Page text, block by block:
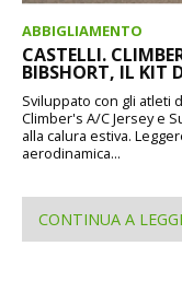
ABBIGLIAMENTO
CASTELLI.
BIBSHORT, IL KIT
Sviluppato con gli atleti
Climber's A/C Jersey e
alla calura estiva.
aerodinamica...
CONTINUA A